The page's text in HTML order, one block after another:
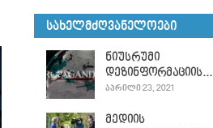
ᲡᲐᲮᲔᲚᲛᲫᲦᲕᲐᲜᲔᲚᲝᲔᲑᲘ
ნიუსრუმი
დეზინფორმაციის...
ᲐᲞᲠᲘᲚᲘ 23, 2021
მედიის